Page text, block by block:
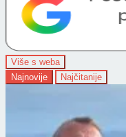
Više s weba
Najnovije
Najčitanije